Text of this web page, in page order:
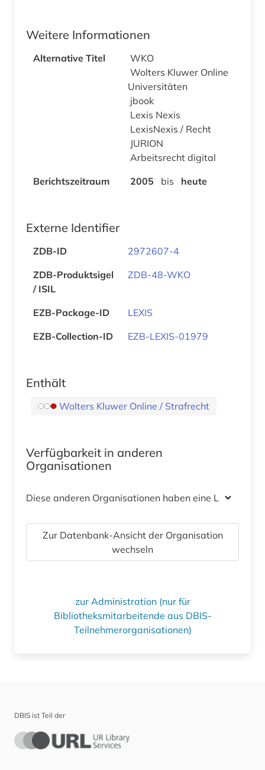
Weitere Informationen
Alternative Titel
WKO
Wolters Kluwer Online
Universitäten
jbook
Lexis Nexis
LexisNexis / Recht
JURION
Arbeitsrecht digital
Berichtszeitraum
2005 bis heute
Externe Identifier
ZDB-ID
2972607-4
ZDB-Produktsigel
/ ISIL
ZDB-48-WKO
EZB-Package-ID
LEXIS
EZB-Collection-ID
EZB-LEXIS-01979
Enthält
Wolters Kluwer Online / Strafrecht
Verfügbarkeit in anderen
Organisationen
Diese anderen Organisationen haben eine Lizenz
Zur Datenbank-Ansicht der Organisation
wechseln
zur Administration (nur für
Bibliotheksmitarbeitende aus DBIS-
Teilnehmerorganisationen)
DBIS ist Teil der